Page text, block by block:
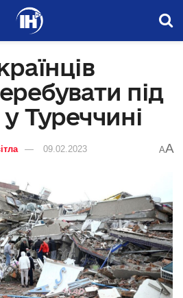
під
Туреччині
09.02.2023 AA